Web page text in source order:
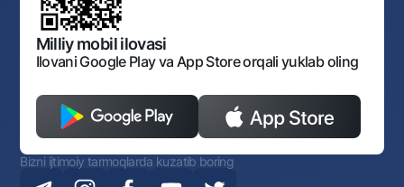
Bankining ish tartibi va rejimi
Ochiq ma'lumotlar
Monopoliyaga qarshi komplaens
Milliy mobil ilovasi
Ilovani Google Play va App Store orqali yuklab oling
Bizni ijtimoiy tarmoqlarda kuzatib boring